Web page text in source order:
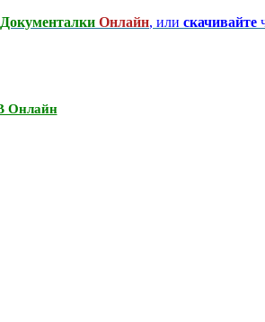
Документалки Онлайн, или скачивайте
Онлайн